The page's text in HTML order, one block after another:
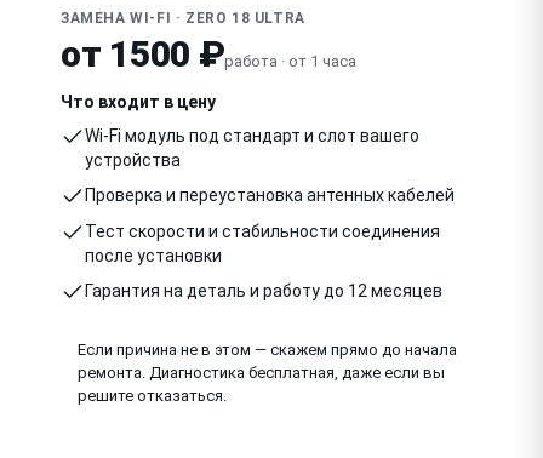
ЗАМЕНА WI-FI · ZERO 18 ULTRA
от 1500 ₽работа · от 1 часа
Что входит в цену
Wi-Fi модуль под стандарт и слот вашего
устройства
Проверка и переустановка антенных кабелей
Тест скорости и стабильности соединения
после установки
Гарантия на деталь и работу до 12 месяцев
Если причина не в этом — скажем прямо до начала
ремонта. Диагностика бесплатная, даже если вы
решите отказаться.